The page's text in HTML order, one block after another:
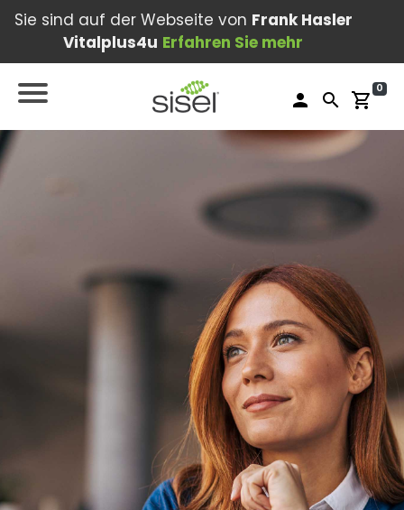
Sie sind auf der Webseite von Frank Hasler
Vitalplus4u Erfahren Sie mehr
person search shopping_cart
0